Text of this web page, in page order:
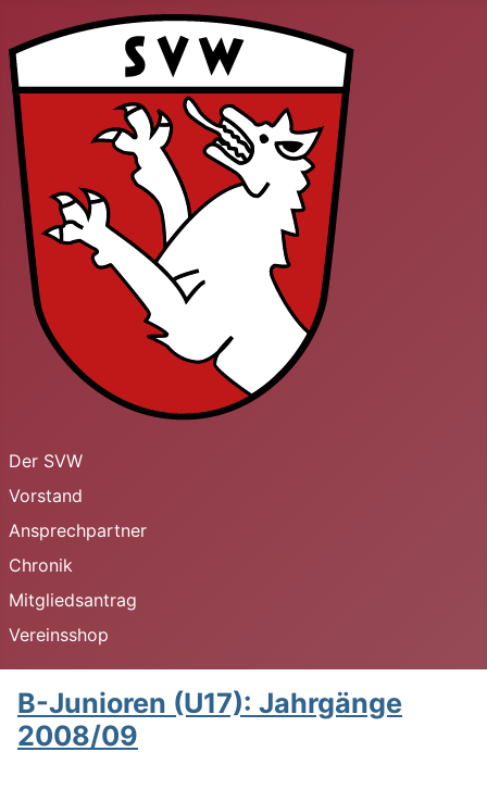
Der SVW
Vorstand
Ansprechpartner
Chronik
Mitgliedsantrag
Vereinsshop
B-Junioren (U17): Jahrgänge
2008/09